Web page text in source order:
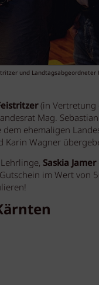
und
(in Vertretung
Mag.
dem ehemaligen
Karin Wagner
Saskia Jamer
im Wert von